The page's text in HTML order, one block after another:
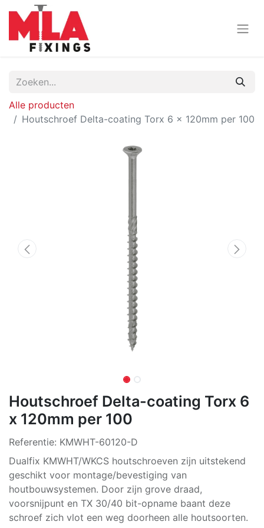
Alle producten
Houtschroef Delta-coating Torx 6 x 120mm per 100
Houtschroef Delta-coating Torx 6
x 120mm per 100
Referentie: KMWHT-60120-D
Dualfix KMWHT/WKCS houtschroeven zijn uitstekend
geschikt voor montage/bevestiging van
houtbouwsystemen. Door zijn grove draad,
voorsnijpunt en TX 30/40 bit-opname baant deze
schroef zich vlot een weg doorheen alle houtsoorten.